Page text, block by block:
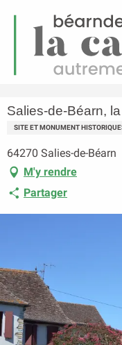
Menu
Salies-de-
Salies-de-Béarn,
SITE ET MONUMENT
64270 Salies-de-Béarn
M'y rendre
Partager